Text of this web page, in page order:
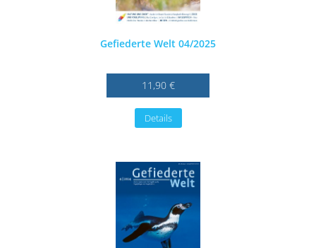
Gefiederte Welt 04/2025
11,90 €
Details